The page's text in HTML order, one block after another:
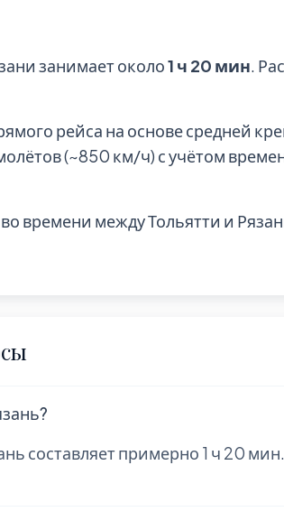
занимает около1 ч 20 мин.
рейса на основе средней
(~850 км/ч) с учётом
времени между Тольятти и
составляет примерно 1 ч 20